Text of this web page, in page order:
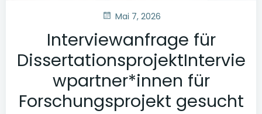
Mai 7, 2026
Interviewanfrage für
DissertationsprojektIntervie
wpartner*innen für
Forschungsprojekt gesucht